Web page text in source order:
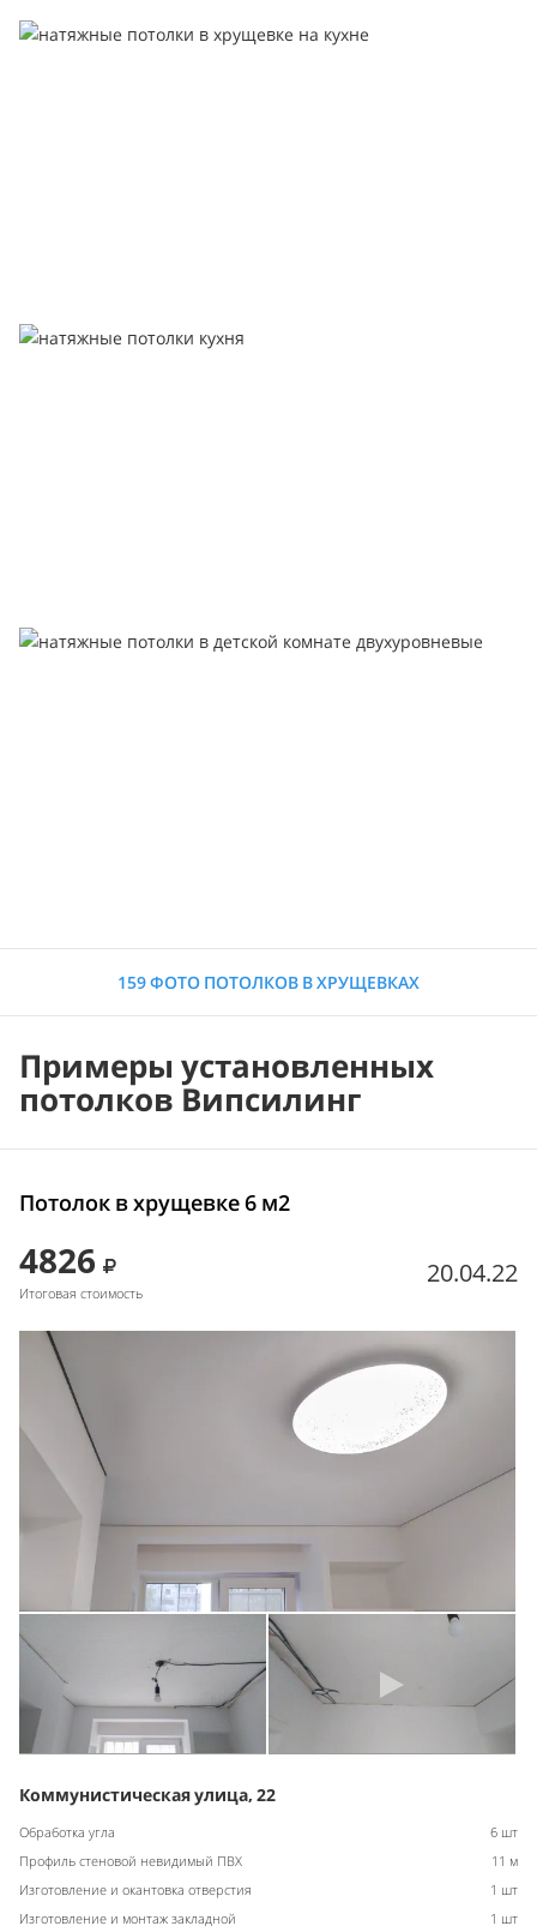
159 ФОТО ПОТОЛКОВ В ХРУЩЕВКАХ
Примеры установленных
потолков Випсилинг
Потолок в хрущевке 6 м2
4826
Итоговая стоимость
20.04.22
Коммунистическая улица, 22
Обработка угла
6 шт
Профиль стеновой невидимый ПВХ
11 м
Изготовление и окантовка отверстия
1 шт
Изготовление и монтаж закладной
1 шт